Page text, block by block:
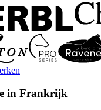
in Frankrijk